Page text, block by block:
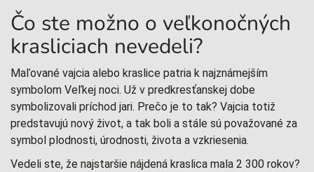
Čo ste možno o veľkonočných
krasliciach nevedeli?
Maľované vajcia alebo kraslice patria k najznámejším
symbolom Veľkej noci. Už v predkresťanskej dobe
symbolizovali príchod jari. Prečo je to tak? Vajcia totiž
predstavujú nový život, a tak boli a stále sú považované za
symbol plodnosti, úrodnosti, života a vzkriesenia.
Vedeli ste, že najstaršie nájdená kraslica mala 2 300 rokov?